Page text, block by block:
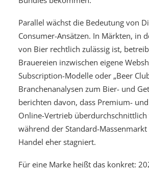
Parallel wächst die Bedeutung von
Consumer-Ansätzen. In Märkten, in
von Bier rechtlich zulässig ist,
Brauereien inzwischen eigene
Subscription-Modelle oder „Beer
Branchenanalysen zum Bier- und
berichten davon, dass Premium-
Online-Vertrieb überdurchschnittlich
während der Standard-
Handel eher stagniert.
Für eine Marke heißt das konkret: